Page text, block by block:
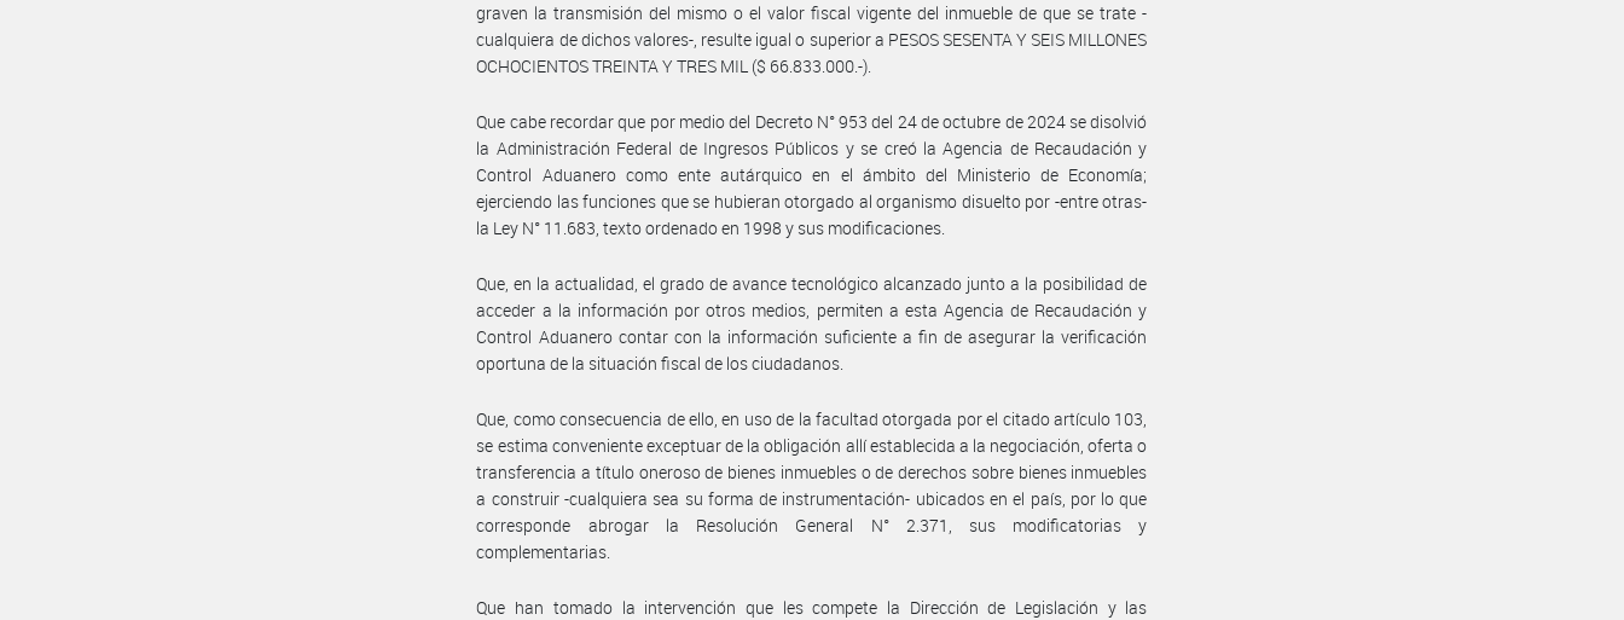
graven la transmisión del mismo o el valor fiscal vigente del inmueble de que se trate -
cualquiera de dichos valores-, resulte igual o superior a PESOS SESENTA Y SEIS MILLONES
OCHOCIENTOS TREINTA Y TRES MIL ($ 66.833.000.-).
Que cabe recordar que por medio del Decreto N° 953 del 24 de octubre de 2024 se disolvió
la Administración Federal de Ingresos Públicos y se creó la Agencia de Recaudación y
Control Aduanero como ente autárquico en el ámbito del Ministerio de Economía;
ejerciendo las funciones que se hubieran otorgado al organismo disuelto por -entre otras-
la Ley N° 11.683, texto ordenado en 1998 y sus modificaciones.
Que, en la actualidad, el grado de avance tecnológico alcanzado junto a la posibilidad de
acceder a la información por otros medios, permiten a esta Agencia de Recaudación y
Control Aduanero contar con la información suficiente a fin de asegurar la verificación
oportuna de la situación fiscal de los ciudadanos.
Que, como consecuencia de ello, en uso de la facultad otorgada por el citado artículo 103,
se estima conveniente exceptuar de la obligación allí establecida a la negociación, oferta o
transferencia a título oneroso de bienes inmuebles o de derechos sobre bienes inmuebles
a construir -cualquiera sea su forma de instrumentación- ubicados en el país, por lo que
corresponde abrogar la Resolución General N° 2.371, sus modificatorias y
complementarias.
Que han tomado la intervención que les compete la Dirección de Legislación y las